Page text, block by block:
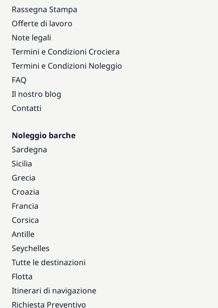
Rassegna Stampa
Offerte di lavoro
Note legali
Termini e Condizioni Crociera
Termini e Condizioni Noleggio
FAQ
Il nostro blog
Contatti
Noleggio barche
Sardegna
Sicilia
Grecia
Croazia
Francia
Corsica
Antille
Seychelles
Tutte le destinazioni
Flotta
Itinerari di navigazione
Richiesta Preventivo